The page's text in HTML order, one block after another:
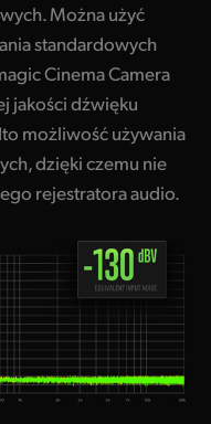
Można użyć
standardowych
Cinema Camera
jakości dźwięku
możliwość używania
dzięki czemu nie
rejestratora audio.